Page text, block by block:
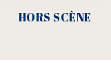
HORS SCÈNE